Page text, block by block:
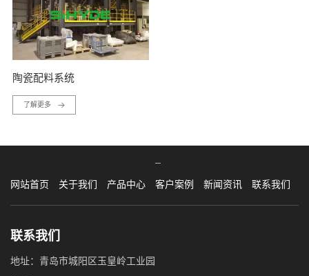
陶瓷配料系统
了解更多
网站首页 关于我们 产品中心 客户案例 新闻资讯 联系我们
联系我们
地址：青岛市城阳区玉皇岭工业园